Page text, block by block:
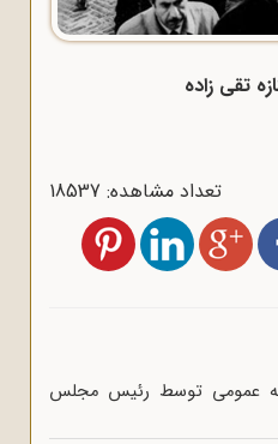
تقی زاده
تعداد مشاهده: 18537
عمومی توسط رئیس مجلس